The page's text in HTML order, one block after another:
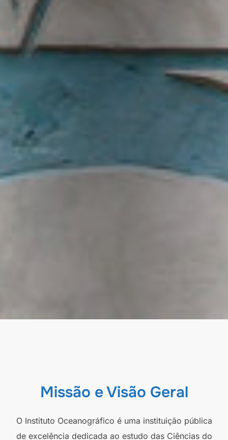
Missão e Visão Geral
O Instituto Oceanográfico é uma instituição pública
de excelência dedicada ao estudo das Ciências do